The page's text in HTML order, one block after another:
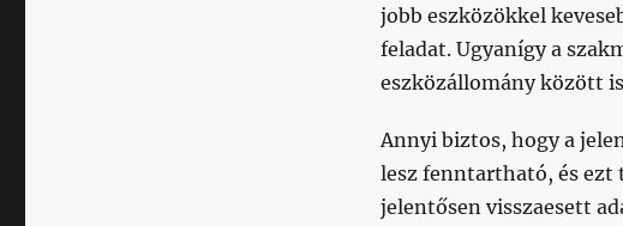
jobb eszközökkel
feladat. Ugyanígy a
eszközállomány között
Annyi biztos, hogy a
lesz fenntartható, és ezt
jelentősen visszaesett